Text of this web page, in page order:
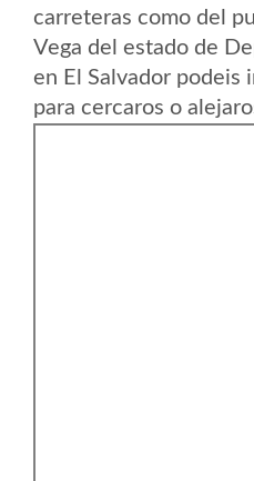
carreteras como del
Vega del estado de
en El Salvador podeis
para cercaros o